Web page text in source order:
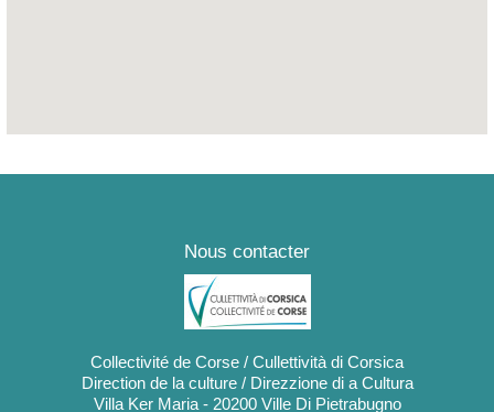
Nous contacter
Collectivité de Corse / Cullettività di Corsica
Direction de la culture / Direzzione di a Cultura
Villa Ker Maria - 20200 Ville Di Pietrabugno